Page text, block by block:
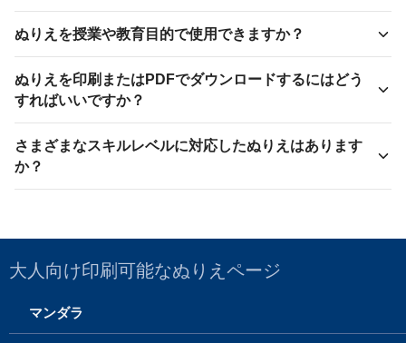
ぬりえを授業や教育目的で使用できますか？
ぬりえを印刷またはPDFでダウンロードするにはどう
すればいいですか？
さまざまなスキルレベルに対応したぬりえはあります
か？
大人向け印刷可能なぬりえページ
マンダラ